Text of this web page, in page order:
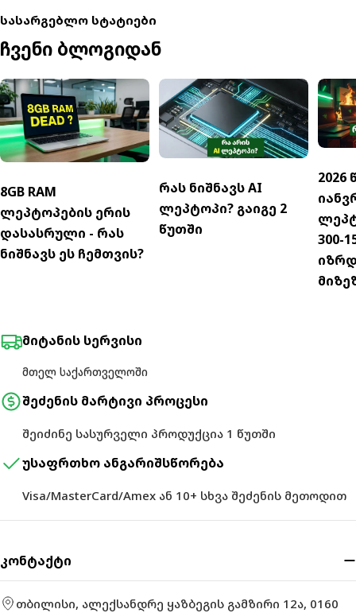
სასარგებლო სტატიები
ჩვენი ბლოგიდან
8GB RAM
ლეპტოპების ერის
დასასრული - რას
ნიშნავს ეს ჩემთვის?
რას ნიშნავს AI
ლეპტოპი? გაიგე 2
წუთში
2026
300-
მიტანის სერვისი
მთელ საქართველოში
შეძენის მარტივი პროცესი
შეიძინე სასურველი პროდუქცია 1 წუთში
უსაფრთხო ანგარიშსწორება
Visa/MasterCard/Amex ან 10+ სხვა შეძენის მეთოდით
კონტაქტი
თბილისი, ალექსანდრე ყაზბეგის გამზირი 12ა, 0160